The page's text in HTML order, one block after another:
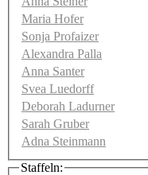
Maria Hofer
Sonja Profaizer
Alexandra Palla
Anna Santer
Svea Luedorff
Deborah Ladurner
Sarah Gruber
Adna Steinmann
Staffeln: